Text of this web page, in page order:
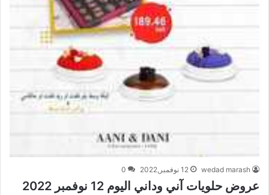
wedad marash 12 نوفمبر,2022 0
عروض حلويات آني وداني اليوم 12 نوفمبر 2022